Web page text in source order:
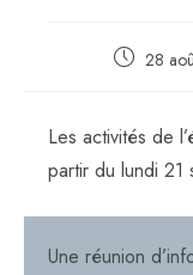
Publication
28
Les activités de
partir du lundi
Une réunion